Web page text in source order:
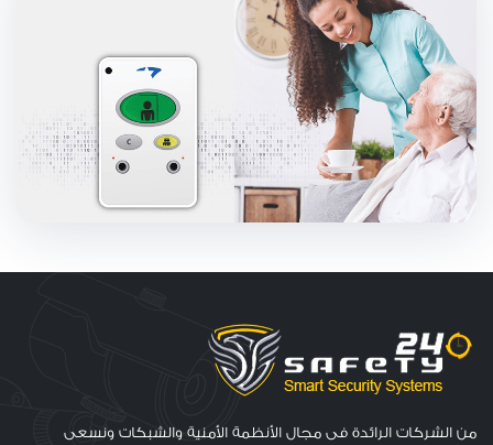
من الشركات الرائدة فى مجال الأنظمة الأمنية والشبكات ونسعى